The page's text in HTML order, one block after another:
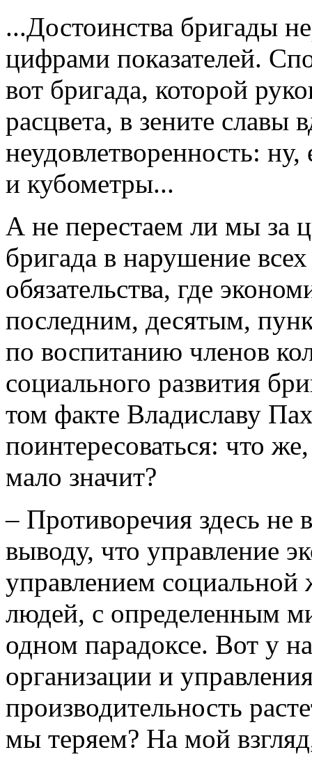
...Достоинства бригады
цифрами показателей.
вот бригада, которой
расцвета, в зените славы
неудовлетворенность:
и кубометры...
А не перестаем ли мы за
бригада в нарушение
обязательства, где
последним, десятым,
по воспитанию членов
социального развития
том факте Владиславу
поинтересоваться: что
мало значит?
– Противоречия здесь
выводу, что управление
управлением
людей, с определенным
одном парадоксе. Вот у
организации и
производительность
мы теряем? На мой